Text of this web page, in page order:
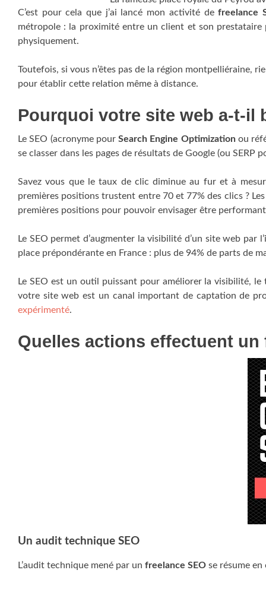
C’est pour cela que j’ai lancé mon activité defreelance
métropole : la proximité entre un client et son prestataire
physiquement.
Toutefois, si vous n’êtes pas de la région montpelliéraine,
pour établir cette relation même à distance.
Pourquoi votre site web a-t-il
Le SEO (acronyme pourSearch Engine Optimizationou
se classer dans les pages de résultats de Google (ou SERP
Savez vous que le taux de clic diminue au fur et à
premières positions trustent entre 70 et 77% des clics ?
premières positions pour pouvoir envisager être
Le SEO permet d’augmenter la visibilité d’un site web
place prépondérante en France : plus de 94% de parts de
Le SEO est un outil puissant pour améliorer la visibilité,
votre site web est un canal important de captation de
expérimenté.
Quelles actions effectuent un
Un audit technique SEO
L’audit technique mené par un freelance SEO se résume